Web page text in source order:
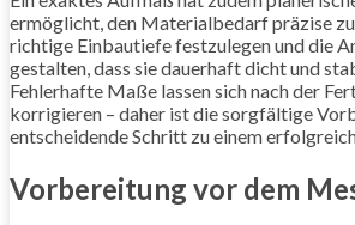
ermöglicht, den Materialbedarf präzise
richtige Einbautiefe festzulegen und die
gestalten, dass sie dauerhaft dicht und
Fehlerhafte Maße lassen sich nach der
korrigieren – daher ist die sorgfältige
entscheidende Schritt zu einem
Vorbereitung vor dem